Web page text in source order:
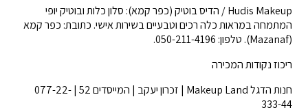
Hudis Makeup / הדיס בוטיק (כפר קמא): סלון כלות ובוטיק יופי
המתמחה במראות כלה רכים וטבעיים בשירות אישי. כתובת: כפר קמא
(Mazanaf). טלפון: 050-211-4196.
ריכוז נקודות המכירה
חנות הדגל Makeup Land | זכרון יעקב | המייסדים 52 | 077-22-
333-44